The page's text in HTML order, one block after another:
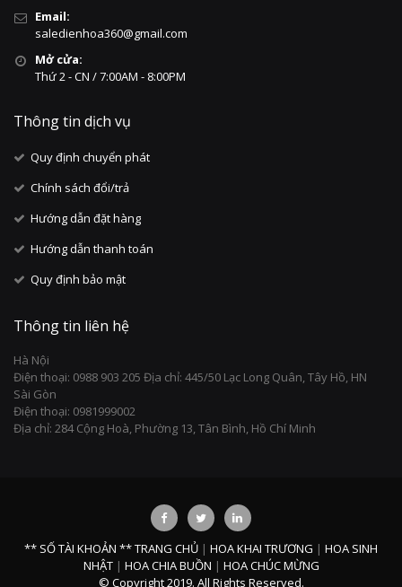
Email:
saledienhoa360@gmail.com
Mở cửa:
Thứ 2 - CN / 7:00AM - 8:00PM
Thông tin dịch vụ
Quy định chuyển phát
Chính sách đổi/trả
Hướng dẫn đặt hàng
Hướng dẫn thanh toán
Quy định bảo mật
Thông tin liên hệ
Hà Nội
Điện thoại: 0988 903 205 Địa chỉ: 445/50 Lạc Long Quân, Tây Hồ, HN
Sài Gòn
Điện thoại: 0981999002
Địa chỉ: 284 Cộng Hoà, Phường 13, Tân Bình, Hồ Chí Minh
** SỐ TÀI KHOẢN **TRANG CHỦ | HOA KHAI TRƯƠNG | HOA SINH
NHẬT | HOA CHIA BUỒN | HOA CHÚC MỪNG
© Copyright 2019. All Rights Reserved.